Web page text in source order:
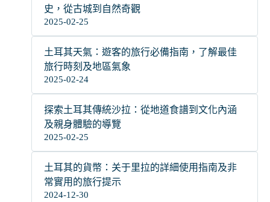
史，從古城到自然奇觀
2025-02-25
土耳其天氣：遊客的旅行必備指南，了解最佳
旅行時刻及地區氣象
2025-02-24
探索土耳其傳統沙拉：從地道食譜到文化內涵
及親身體驗的導覽
2025-02-25
土耳其的貨幣：关于里拉的詳細使用指南及非
常實用的旅行提示
2024-12-30